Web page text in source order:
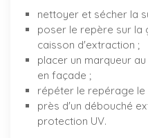
nettoyer et sécher la
poser le repère sur la
caisson d'extraction ;
placer un marqueur
en façade ;
répéter le repérage le
près d'un débouché
protection UV.